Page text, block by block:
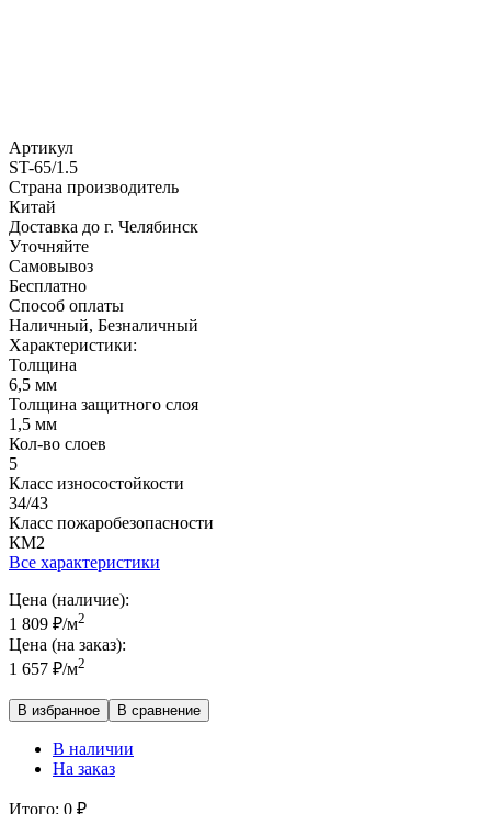
Артикул
ST-65/1.5
Страна производитель
Китай
Доставка до г. Челябинск
Уточняйте
Самовывоз
Бесплатно
Способ оплаты
Наличный, Безналичный
Характеристики:
Толщина
6,5 мм
Толщина защитного слоя
1,5 мм
Кол-во слоев
5
Класс износостойкости
34/43
Класс пожаробезопасности
КМ2
Все характеристики
Цена (наличие):
1 809 ₽/м2
Цена (на заказ):
1 657 ₽/м2
В избранное В сравнение
В наличии
На заказ
Итого: 0 ₽